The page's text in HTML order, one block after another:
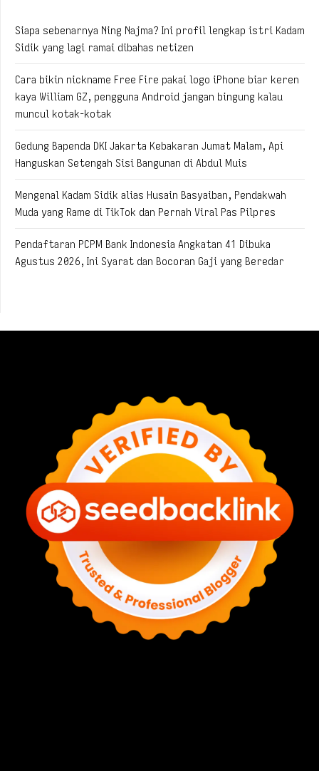
Siapa sebenarnya Ning Najma? Ini profil lengkap istri Kadam
Sidik yang lagi ramai dibahas netizen
Cara bikin nickname Free Fire pakai logo iPhone biar keren
kaya William GZ, pengguna Android jangan bingung kalau
muncul kotak-kotak
Gedung Bapenda DKI Jakarta Kebakaran Jumat Malam, Api
Hanguskan Setengah Sisi Bangunan di Abdul Muis
Mengenal Kadam Sidik alias Husain Basyaiban, Pendakwah
Muda yang Rame di TikTok dan Pernah Viral Pas Pilpres
Pendaftaran PCPM Bank Indonesia Angkatan 41 Dibuka
Agustus 2026, Ini Syarat dan Bocoran Gaji yang Beredar